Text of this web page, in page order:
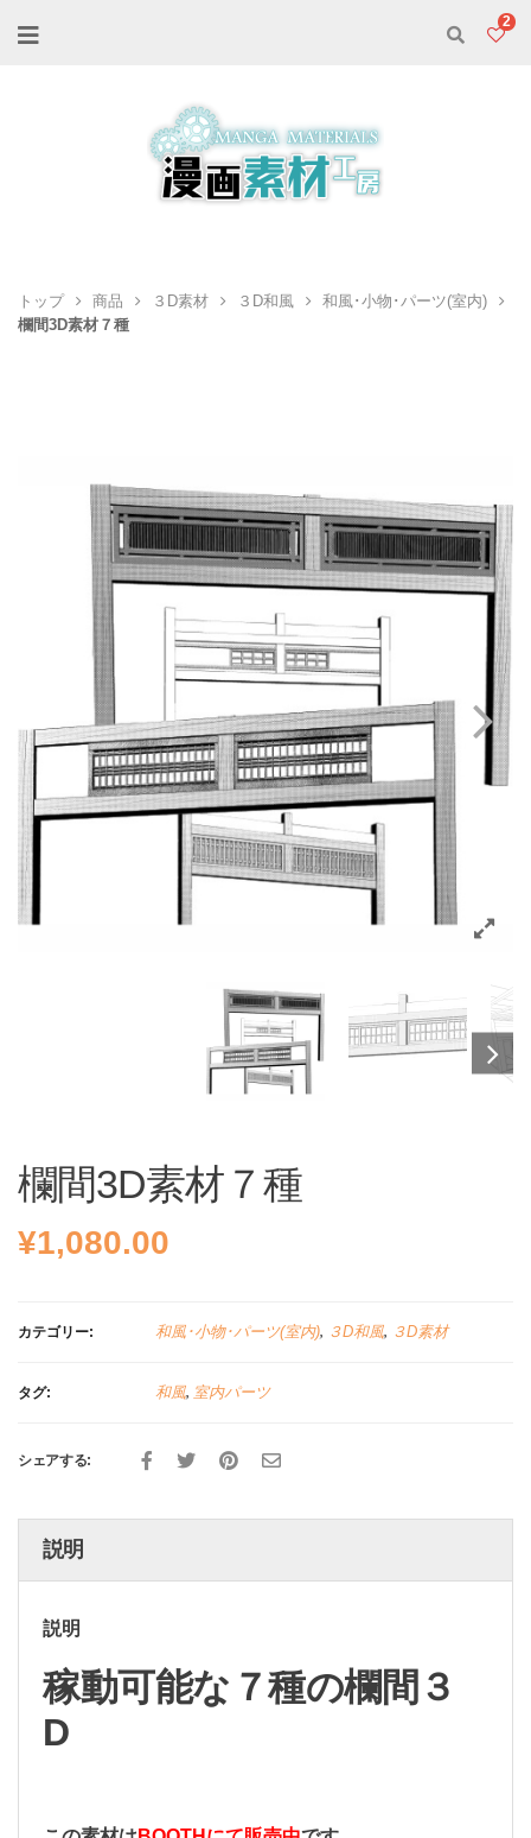
2
トップ 商品 ３D素材 ３D和風
和風･小物･パーツ(室内)
欄間3D素材７種
欄間3D素材７種
¥1,080.00
カテゴリー: 和風･小物･パーツ(室内), ３D和風, ３D素材
タグ: 和風, 室内パーツ
シェアする:
説明
説明
稼動可能な７種の欄間３
D